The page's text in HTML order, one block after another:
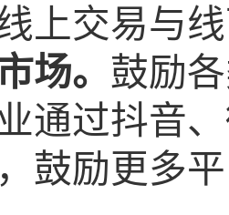
上交易与
场。 鼓励
通过抖音
鼓励更多